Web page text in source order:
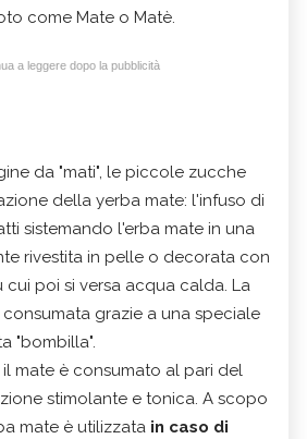
come Mate o Matè.
a leggere dopo la pubblicità
da "mati", le piccole zucche
della yerba mate: l'infuso di
sistemando l'erba mate in una
rivestita in pelle o decorata con
cui poi si versa acqua calda. La
grazie a una speciale
"bombilla".
mate è consumato al pari del
stimolante e tonica. A scopo
mate è utilizzata in caso di